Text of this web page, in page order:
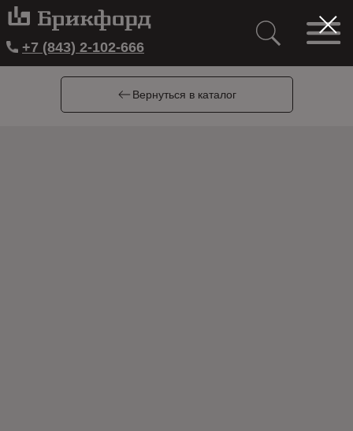
+7 (843) 2-102-666
Вернуться в каталог